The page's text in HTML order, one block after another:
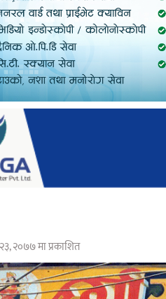
२०७७ मा प्रकाशित